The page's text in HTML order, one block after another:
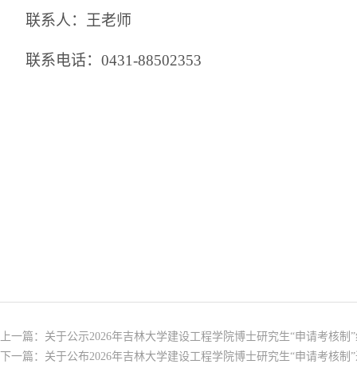
联系人：王老师
联系电话： 0431-88502353
上一篇： 关于公示2026年吉林大学建设工程学院博士研究生“申请考核
下一篇： 关于公布2026年吉林大学建设工程学院博士研究生“申请考核